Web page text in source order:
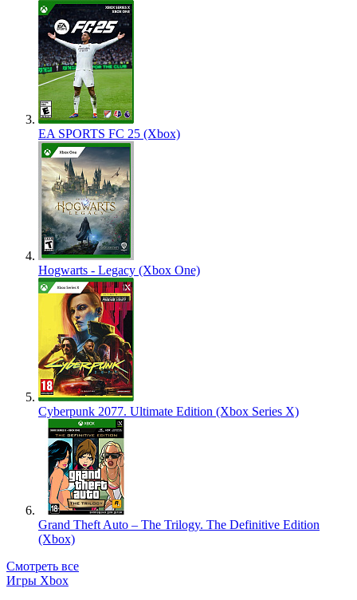
EA SPORTS FC 25 (Xbox)
Hogwarts - Legacy (Xbox One)
Cyberpunk 2077. Ultimate Edition (Xbox Series X)
Grand Theft Auto – The Trilogy. The Definitive Edition
(Xbox)
Смотреть все
Игры Xbox